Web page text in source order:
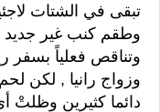
تبقى في الشتات
وطقم كنب غير جديد
وتناقص فعلياً بسفر
وزواج رانيا , لكن
دائما كثيرين وظلتْ